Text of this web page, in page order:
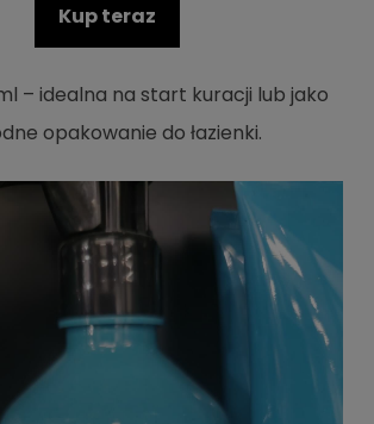
Kup teraz
– idealna na start kuracji lub jako
opakowanie do łazienki.